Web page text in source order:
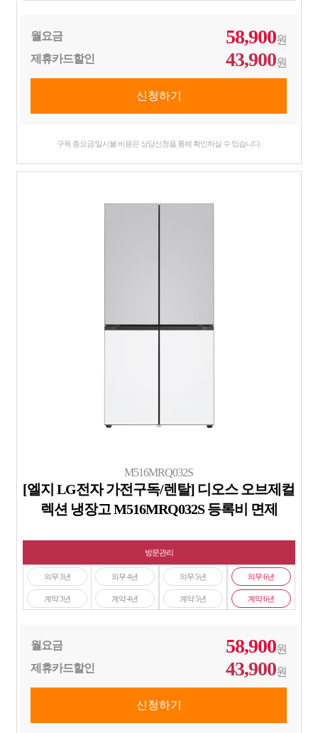
월요금 58,900원
제휴카드할인
43,900원
구독 총요금/일시불 비용은 상담신청을 통해 확인하실 수 있습니다.
M516MRQ032S
[엘지 LG전자 가전구독/렌탈] 디오스 오브제컬
렉션 냉장고 M516MRQ032S 등록비 면제
방문관리
의무 3년
계약 3년
의무 4년
계약 4년
의무 5년
계약 5년
의무 6년
계약 6년
월요금 58,900원
제휴카드할인
43,900원